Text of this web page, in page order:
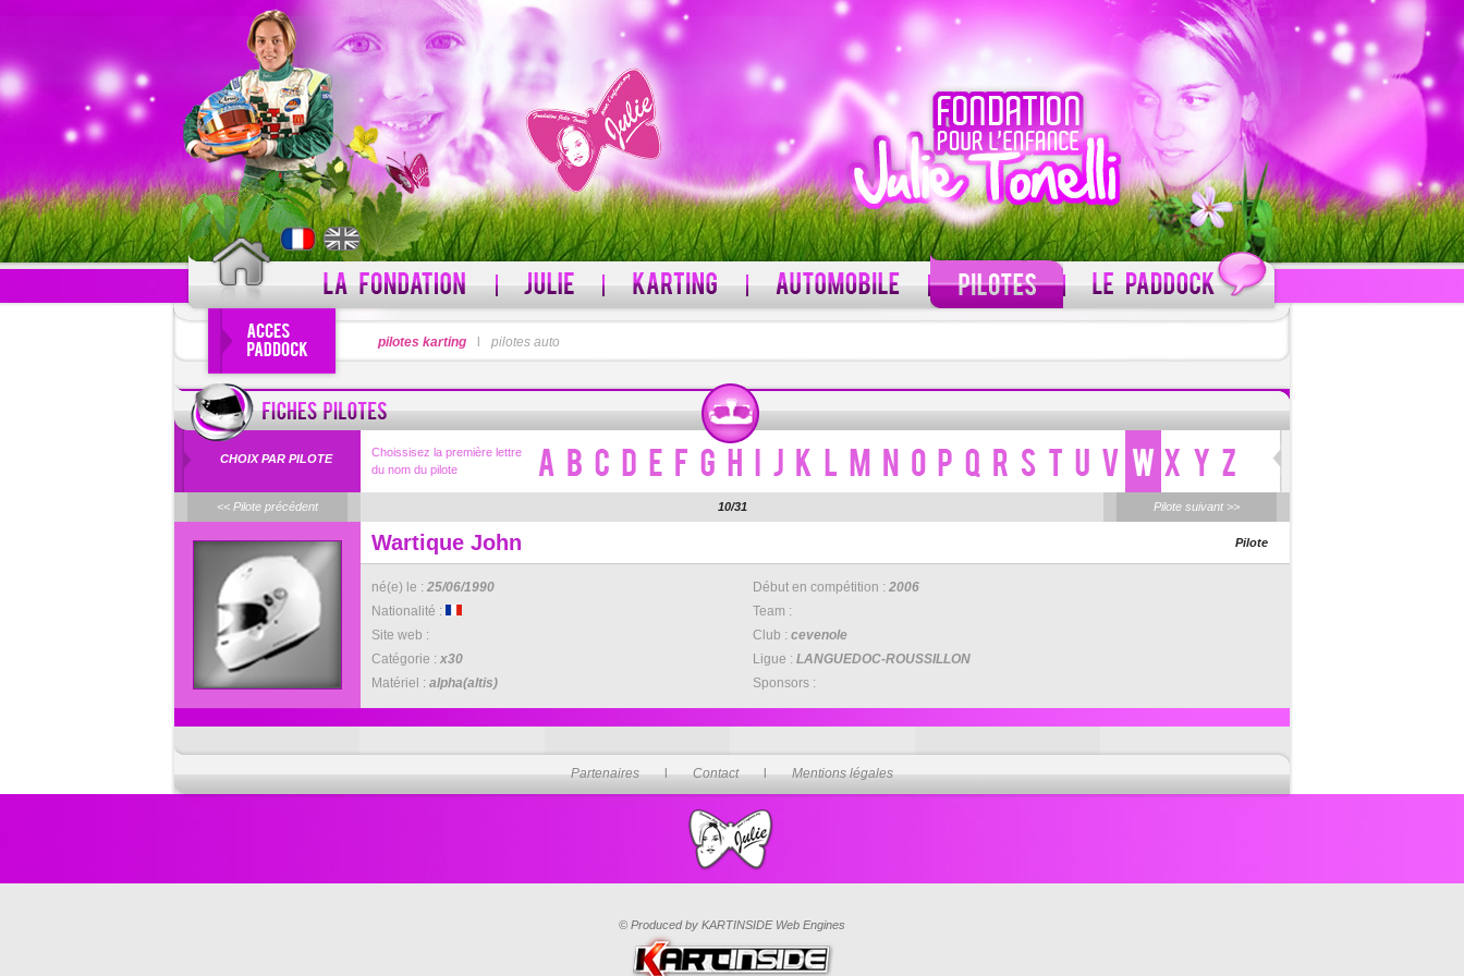
PSEUDO
Pseudo oublié ?
MOT DE PASSE
Mot de passe oublié ?
pilotes karting pilotes auto
CHOIX PAR PILOTE
Choissisez la première lettre
du nom du pilote
<< Pilote précédent 10/31 Pilote suivant >>
Pilote
Wartique John
né(e) le : 25/06/1990
Nationalité :
Site web :
Catégorie : x30
Matériel : alpha(altis)
Début en compétition : 2006
Team :
Club : cevenole
Ligue : LANGUEDOC-ROUSSILLON
Sponsors :
Partenaires Contactl Mentions légales
© Produced by KARTINSIDE Web Engines